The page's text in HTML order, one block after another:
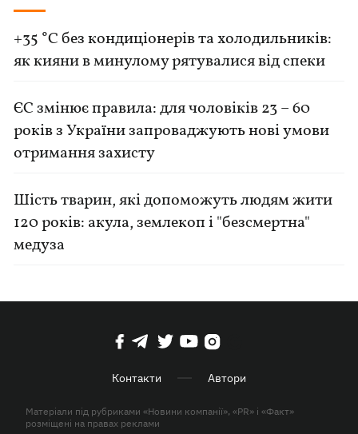
+35 °C без кондиціонерів та холодильників:
як кияни в минулому рятувалися від спеки
ЄС змінює правила: для чоловіків 23 – 60
років з України запроваджують нові умови
отримання захисту
Шість тварин, які допоможуть людям жити
120 років: акула, землекоп і "безсмертна"
медуза
Контакти Автори
Матеріали під рубриками «Новини компанії», «PR» і «Факт»
розміщені на правах реклами